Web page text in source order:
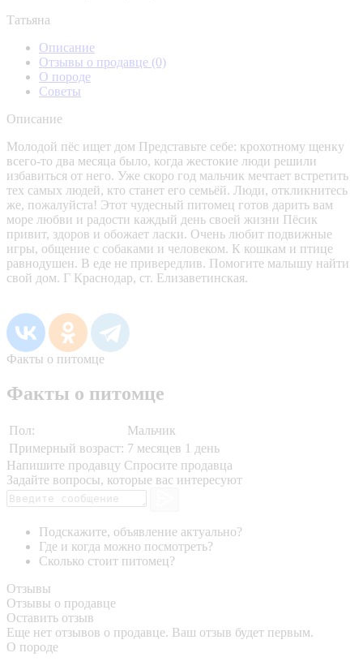
Татьяна
Описание
Отзывы о продавце (0)
О породе
Советы
Описание
Молодой пёс ищет дом Представьте себе: крохотному щенку
всего-то два месяца было, когда жестокие люди решили
избавиться от него. Уже скоро год мальчик мечтает встретить
тех самых людей, кто станет его семьёй. Люди, откликнитесь
же, пожалуйста! Этот чудесный питомец готов дарить вам
море любви и радости каждый день своей жизни Пёсик
привит, здоров и обожает ласки. Очень любит подвижные
игры, общение с собаками и человеком. К кошкам и птице
равнодушен. В еде не привередлив. Помогите малышу найти
свой дом. Г Краснодар, ст. Елизаветинская.
Факты о питомце
Факты о питомце
Пол:
Мальчик
Примерный возраст: 7 месяцев 1 день
Напишите продавцу Спросите продавца
Задайте вопросы, которые вас интересуют
Подскажите, объявление актуально?
Где и когда можно посмотреть?
Сколько стоит питомец?
Отзывы
Отзывы о продавце
Оставить отзыв
Еще нет отзывов о продавце. Ваш отзыв будет первым.
О породе